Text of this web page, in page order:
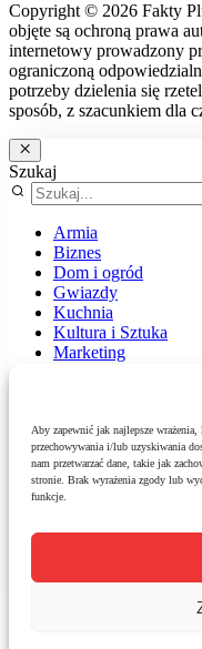
Aby zapewnić jak najlepsze
przechowywania i/lub uzyskiwania
nam przetwarzać dane, takie jak
stronie. Brak wyrażenia zgody lub
funkcje.
Copyright © 2026 Fakty
objęte są ochroną prawa
internetowy prowadzony
ograniczoną
potrzeby dzielenia się
sposób, z szacunkiem dla
Szukaj
Armia
Biznes
Dom i ogród
Gwiazdy
Kuchnia
Kultura i Sztuka
Marketing
Podróże
Polityka
Sport
Środowisko
Technologie